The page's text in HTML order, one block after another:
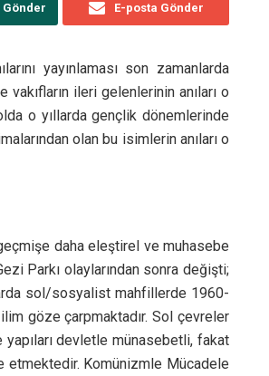
Gönder E-posta Gönder
yayınlaması son zamanlarda
ileri gelenlerinin anıları o
o yıllarda gençlik dönemlerinde
olan bu isimlerin anıları o
daha eleştirel ve muhasebe
Parkı olaylarından sonra değişti;
sol/sosyalist mahfillerde 1960-
göze çarpmaktadır. Sol çevreler
devletle münasebetli, fakat
etmektedir. Komünizmle Mücadele